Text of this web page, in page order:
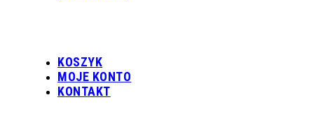
KOSZYK
MOJE KONTO
KONTAKT